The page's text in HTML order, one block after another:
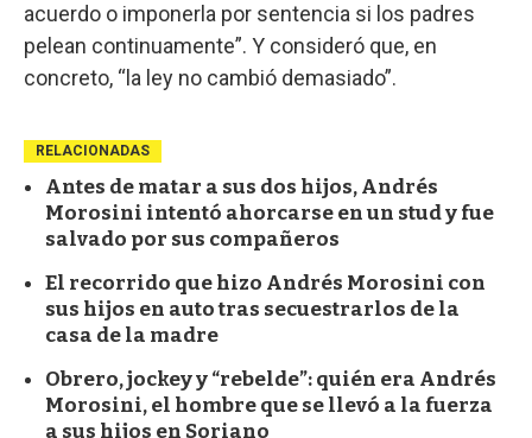
acuerdo o imponerla por sentencia si los padres
pelean continuamente”. Y consideró que, en
concreto, “la ley no cambió demasiado”.
RELACIONADAS
Antes de matar a sus dos hijos, Andrés
Morosini intentó ahorcarse en un stud y fue
salvado por sus compañeros
El recorrido que hizo Andrés Morosini con
sus hijos en auto tras secuestrarlos de la
casa de la madre
Obrero, jockey y “rebelde”: quién era Andrés
Morosini, el hombre que se llevó a la fuerza
a sus hijos en Soriano